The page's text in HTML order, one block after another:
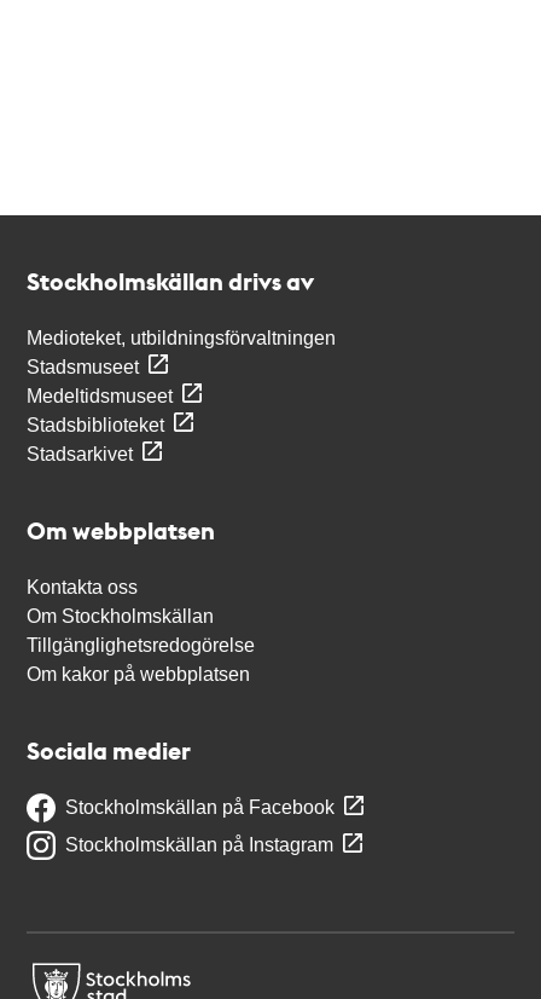
Stockholmskällan drivs av
Medioteket, utbildningsförvaltningen
Stadsmuseet
Medeltidsmuseet
Stadsbiblioteket
Stadsarkivet
Om webbplatsen
Kontakta oss
Om Stockholmskällan
Tillgänglighetsredogörelse
Om kakor på webbplatsen
Sociala medier
Stockholmskällan på Facebook
Stockholmskällan på Instagram